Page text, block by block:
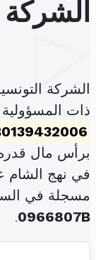
الشركة
ذات
برأس مال
في نهج الشام عدد 41 تونس
مسجلة في
0966807B
.